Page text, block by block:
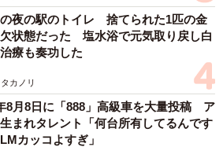
夜の駅のトイレ 捨てられた1匹の金
状態だった 塩水浴で元気取り戻し白
療も奏功した
カノリ
8月8日に「888」高級車を大量投稿 ア
まれタレント「何台所有してるんです
カッコよすぎ」